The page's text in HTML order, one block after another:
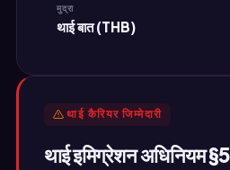
मुद्रा
थाई बात (THB)
थाई कैरियर जिम्मेदारी
थाई इमिग्रेशन अधिनियम